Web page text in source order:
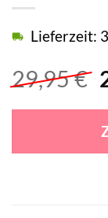
29,95€
Lieferzeit: